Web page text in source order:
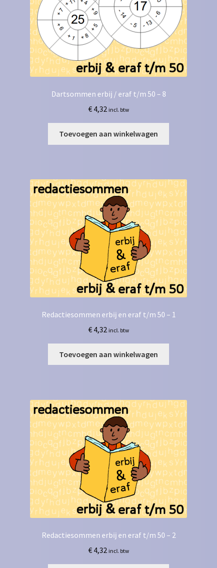
Dartsommen erbij / eraf t/m 50 – 8
€4,32 incl. btw
Toevoegen aan winkelwagen
Redactiesommen erbij en eraf t/m 50 – 1
€4,32 incl. btw
Toevoegen aan winkelwagen
Redactiesommen erbij en eraf t/m 50 – 2
€4,32 incl. btw